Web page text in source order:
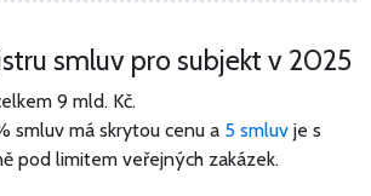
smluv pro subjekt v 2025
9 mld. Kč.
smluv má skrytou cenu a 5 smluv je s
pod limitem veřejných zakázek.